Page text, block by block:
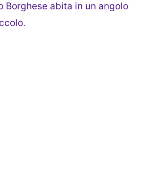
Borghese abita in un angolo